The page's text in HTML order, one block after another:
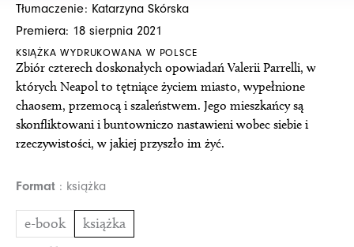
do
34,90 zł
do
17,45 zł
Tłumaczenie: Katarzyna Skórska
Premiera: 18 sierpnia 2021
KSIĄŻKA WYDRUKOWANA W POLSCE
Zbiór czterech doskonałych opowiadań Valerii Parrelli, w
których Neapol to tętniące życiem miasto, wypełnione
chaosem, przemocą i szaleństwem. Jego mieszkańcy są
skonfliktowani i buntowniczo nastawieni wobec siebie i
rzeczywistości, w jakiej przyszło im żyć.
Format książka
e-book książka
otrzymane
łaski